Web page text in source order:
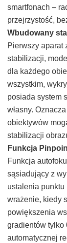
smartfonach –
przejrzystość,
Wbudowany
Pierwszy aparat
stabilizacji,
dla każdego
wszystkim,
posiada system
własny.
obiektywów
stabilizacji
Funkcja
Funkcja
sąsiadujący z
ustalenia
wrażenie, kiedy
powiększenia
gradientów tylko
automatycznej